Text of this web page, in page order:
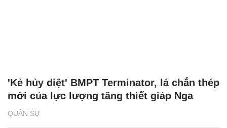
QUÂN SỰ
'Kẻ hủy diệt' BMPT Terminator, lá chắn thép
mới của lực lượng tăng thiết giáp Nga